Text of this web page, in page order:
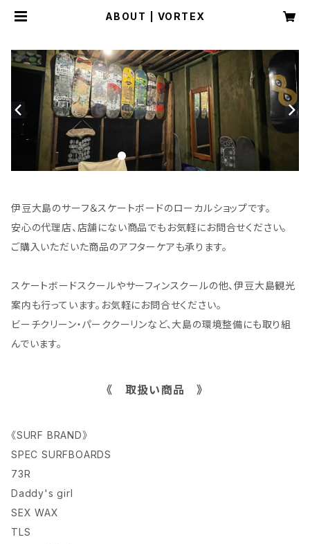
ABOUT | VORTEX
伊豆大島のサーフ＆スケートボードのローカルショップです。
安心の代理店、店舗にない商品でもお気軽にお問合せください。
ご購入いただいた商品のアフターケアも承ります。
スケートボードスクールやサーフィンスクールの他、伊豆大島観光
案内も行っています。お気軽にお問合せください。
​ビーチクリーン・パーククーリンなど、大島の環境整備にも取り組
んでいます。
《 取扱い商品 》
《SURF BRAND》
SPEC SURFBOARDS
73R
Daddy's girl
SEX WAX
TLS